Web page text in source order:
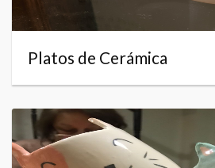
Platos de Cerámica